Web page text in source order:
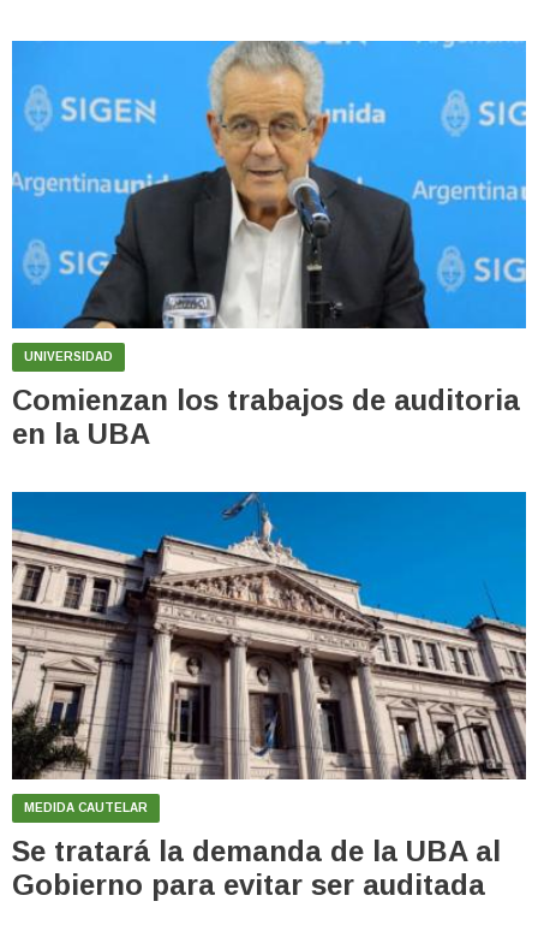
UNIVERSIDAD
Comienzan los trabajos de auditoria
en la UBA
MEDIDA CAUTELAR
Se tratará la demanda de la UBA al
Gobierno para evitar ser auditada